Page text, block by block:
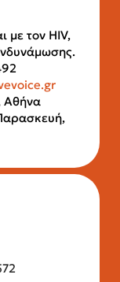
με τον HIV,
Αθήνα